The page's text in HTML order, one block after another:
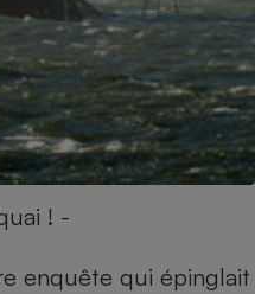
! -
enquête qui épinglait